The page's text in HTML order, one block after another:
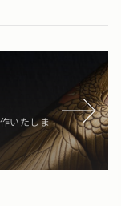
製造技術を向上さ
横斜めからの手揉み
凸をつけます。多く
った職人にしかつく
で非常に美しい革
いたしま